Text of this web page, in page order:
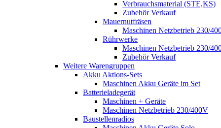
Verbrauchsmaterial (STE,KS)
Zubehör Verkauf
Mauernutfräsen
Maschinen Netzbetrieb 230/
Rührwerke
Maschinen Netzbetrieb 230/
Zubehör Verkauf
Weitere Warengruppen
Akku Aktions-Sets
Maschinen Akku Geräte im Set
Batterieladegerät
Maschinen + Geräte
Maschinen Netzbetrieb 230/400V
Baustellenradios